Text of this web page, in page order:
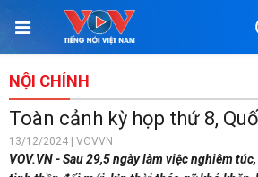
NỘI CHÍNH
Toàn cảnh kỳ họp thứ 8,
13/12/2024 | VOVVN
VOV.VN - Sau 29,5 ngày làm việc nghiêm